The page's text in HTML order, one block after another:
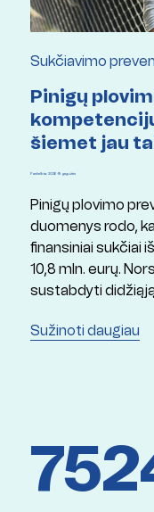
Sukčiavimo
Pinigų
šiemet jau
Paskelbta: 2026 19 gegužės
Pinigų plovimo
duomenys rodo,
finansiniai sukčiai
10,8 mln. eurų.
sustabdyti
Sužinoti daugiau